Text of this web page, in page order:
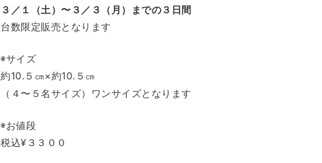
３／１（土）〜３／３（月）までの３日間
台数限定販売となります
◉サイズ
約10.５㎝×約10.５㎝
（４〜５名サイズ）
ワンサイズとなります
◉お値段
税込¥３３００